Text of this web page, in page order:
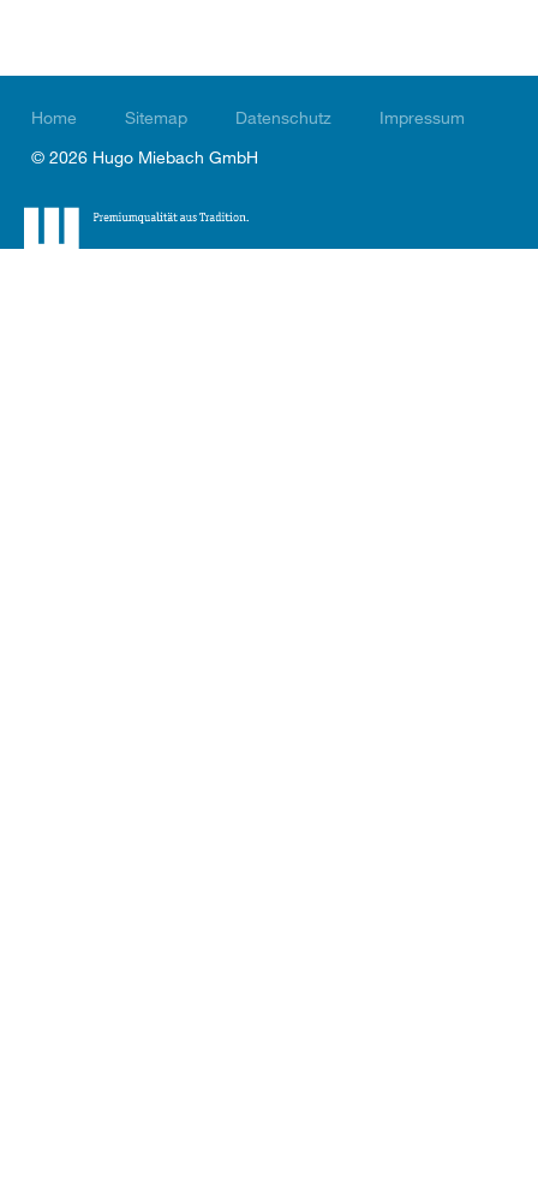
Home Sitemap Datenschutz
Impressum
© 2026 Hugo Miebach GmbH